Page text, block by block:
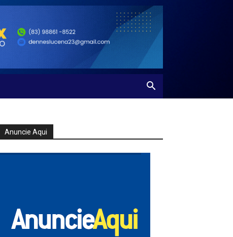
Anuncie Aqui